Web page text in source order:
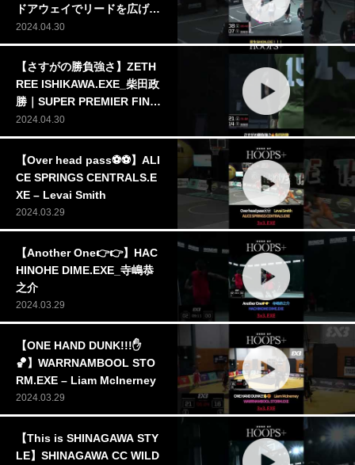
ドアウェイでリードを広げ
る】SIMON.EXE_長谷川聖_
Nikola Pavlovic｜SUPER P
REMIER FINALプレイバック
#3x3EXE #superpremier
2024.04.30
【さすがの勝負強さ】ZETH
REE ISHIKAWA.EXE_柴田政
勝｜SUPER PREMIER FINA
Lプレイバック
2024.04.30
【Over head pass⚽️⚽️】ALI
CE SPRINGS CENTRALS.E
XE – Levai Smith
2024.03.29
【Another One👉👉】HAC
HINOHE DIME.EXE_寺嶋恭
之介
2024.03.29
【ONE HAND DUNK!!!✋
🏀】WARRNAMBOOL STO
RM.EXE – Liam McInerney
2024.03.29
【This is SHINAGAWA STY
LE】SHINAGAWA CC WILD